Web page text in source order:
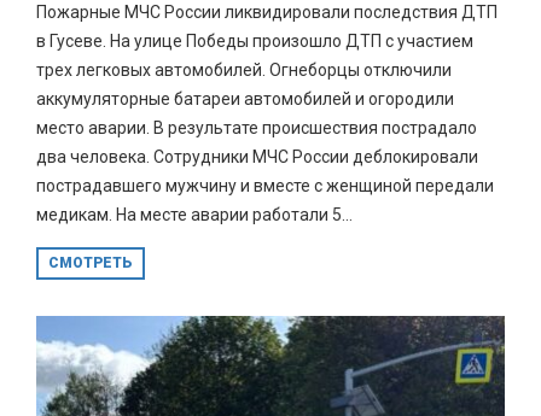
Пожарные МЧС России ликвидировали последствия ДТП
в Гусеве. На улице Победы произошло ДТП с участием
трех легковых автомобилей. Огнеборцы отключили
аккумуляторные батареи автомобилей и огородили
место аварии. В результате происшествия пострадало
два человека. Сотрудники МЧС России деблокировали
пострадавшего мужчину и вместе с женщиной передали
медикам. На месте аварии работали 5...
СМОТРЕТЬ